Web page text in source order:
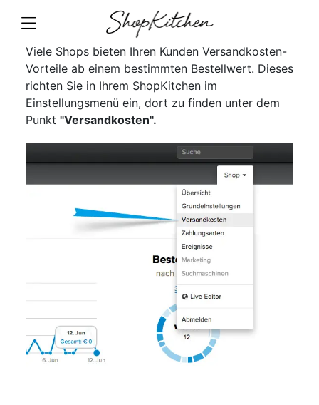
Viele Shops bieten Ihren Kunden Versandkosten-
Vorteile ab einem bestimmten Bestellwert. Dieses
richten Sie in Ihrem ShopKitchen im
Einstellungsmenü ein, dort zu finden unter dem
Punkt "Versandkosten".